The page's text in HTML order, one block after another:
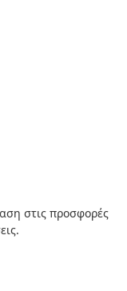
στις προσφορές